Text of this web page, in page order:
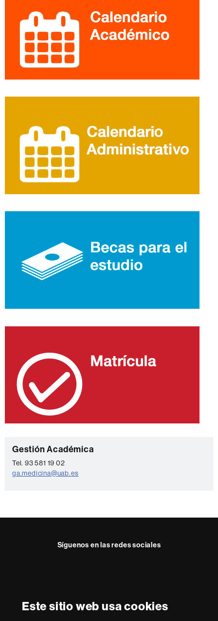
Este sitio web usa cookies
C
o
n
c
Gestión Académica
Tel. 93 581 19 02
ga.medicina@uab.es
Síguenos en las redes sociales
Excellence